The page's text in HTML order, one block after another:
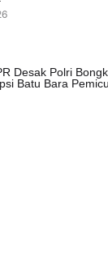
Desak Polri
Batu Bara Pemicu